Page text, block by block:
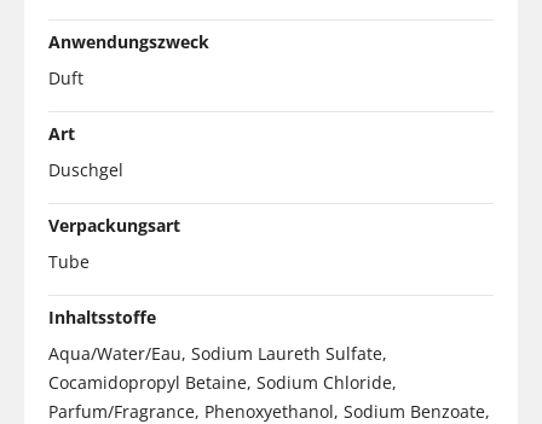
Anwendungszweck
Duft
Art
Duschgel
Verpackungsart
Tube
Inhaltsstoffe
Aqua/Water/Eau, Sodium Laureth Sulfate,
Cocamidopropyl Betaine, Sodium Chloride,
Parfum/Fragrance, Phenoxyethanol, Sodium Benzoate,